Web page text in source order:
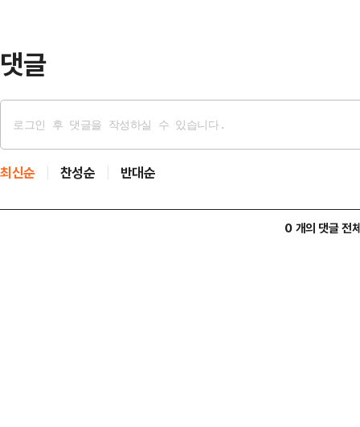
댓글
최신순 찬성순 반대순
0 개의 댓글 전